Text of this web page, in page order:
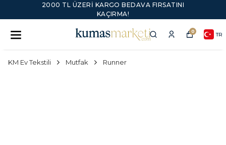
2000 TL ÜZERI KARGO BEDAVA FIRSATINI
KAÇIRMA!
0 TR
KM Ev Tekstili Mutfak Runner